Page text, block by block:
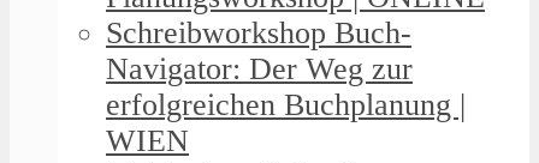
Schreibworkshop Buch-
Navigator: Der Weg zur
erfolgreichen Buchplanung |
WIEN